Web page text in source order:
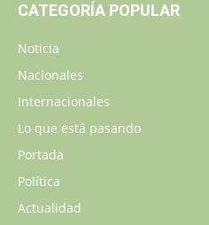
CATEGORÍA POPULAR
Noticia
Nacionales
Internacionales
Lo que está pasando
Portada
Política
Actualidad